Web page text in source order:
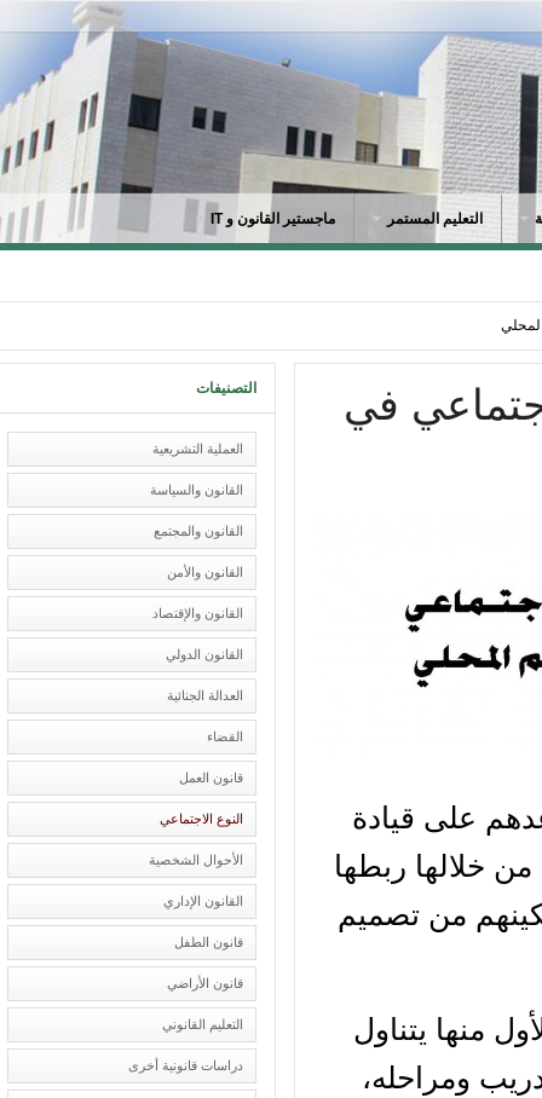
التعليم المستمر ماجستير القانون و IT
في
على قيادة
خلالها ربطها
من تصميم
منها يتناول
ومراحله،
التصنيفات
العملية التشريعية
القانون والسياسة
القانون والمجتمع
القانون والأمن
القانون والإقتصاد
القانون الدولي
العدالة الجنائية
القضاء
قانون العمل
النوع الاجتماعي
الأحوال الشخصية
القانون الإداري
قانون الطفل
قانون الأراضي
التعليم القانوني
دراسات قانونية أخرى